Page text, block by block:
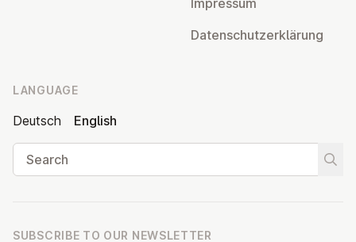
Impressum
Datens­chutzerklärung
LANGUAGE
Deutsch
English
Search
SUBSCRIBE TO OUR NEWSLETTER